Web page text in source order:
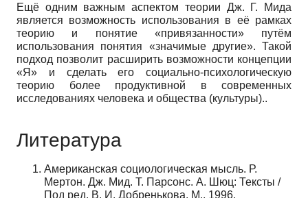
Ещё одним важным аспектом теории Дж. Г. Мида
является возможность использования в её рамках
теорию и понятие «привязанности» путём
использования понятия «значимые другие». Такой
подход позволит расширить возможности концепции
«Я» и сделать его социально-психологическую
теорию более продуктивной в современных
исследованиях человека и общеcтва (культуры)..
Литература
Американская социологическая мысль. Р.
Мертон. Дж. Мид. Т. Парсонс. А. Шюц: Тексты /
Под ред. В. И. Добренькова. М., 1996.